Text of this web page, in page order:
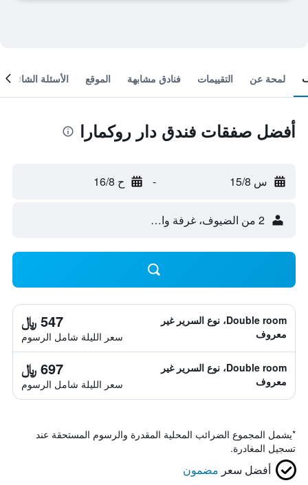
لمحة عن التقييمات فنادق مشابهة الموقع الأسئلة الشائعة
أفضل صفقات فندق دار روكمارا
س 15/8 - ح 16/8
2 من الضيوف، غرفة واحدة
Double room، نوع السرير غير
معروف
547 ﷼
سعر الليلة شامل الرسوم
Double room، نوع السرير غير
معروف
697 ﷼
سعر الليلة شامل الرسوم
*يشمل المجموع الضرائب المحلية المقدرة والرسوم المستحقة عند
تسجيل المغادرة.
أفضل سعر مضمون